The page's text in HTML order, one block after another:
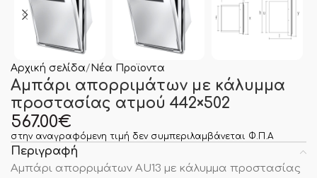
Αρχική σελίδα Νέα Προϊοντα
Αμπάρι απορριμάτων με κάλυμμα
προστασίας ατμού 442×502
567.00€
στην αναγραφόμενη τιμή δεν συμπεριλαμβάνεται Φ.Π.Α
Περιγραφή
Αμπάρι απορριμάτων AU13 με κάλυμμα προστασίας